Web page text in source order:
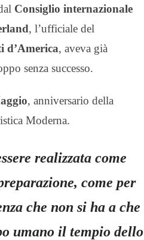
Consiglio internazionale
, l’ufficiale del
d’America, aveva già
senza successo.
, anniversario della
Moderna.
realizzata come
come per
che non si ha a che
umano il tempio dello